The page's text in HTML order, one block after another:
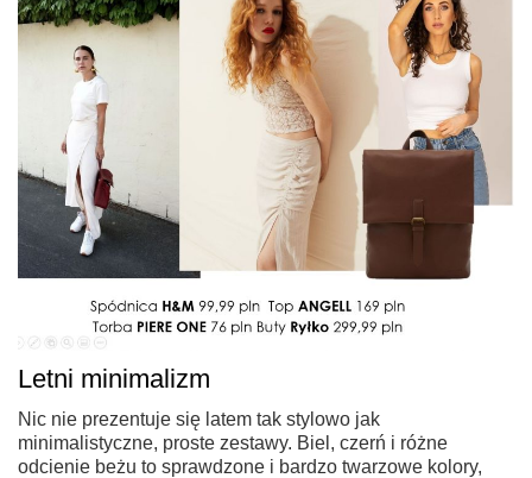
Letni minimalizm
Nic nie prezentuje się latem tak stylowo jak
minimalistyczne, proste zestawy. Biel, czerń i różne
odcienie beżu to sprawdzone i bardzo twarzowe kolory,